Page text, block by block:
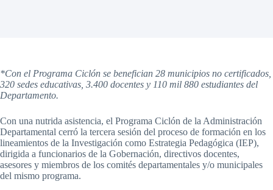
*Con el Programa Ciclón se benefician 28 municipios no certificados,
320 sedes educativas, 3.400 docentes y 110 mil 880 estudiantes del
Departamento.
Con una nutrida asistencia, el Programa Ciclón de la Administración
Departamental cerró la tercera sesión del proceso de formación en los
lineamientos de la Investigación como Estrategia Pedagógica (IEP),
dirigida a funcionarios de la Gobernación, directivos docentes,
asesores y miembros de los comités departamentales y/o municipales
del mismo programa.